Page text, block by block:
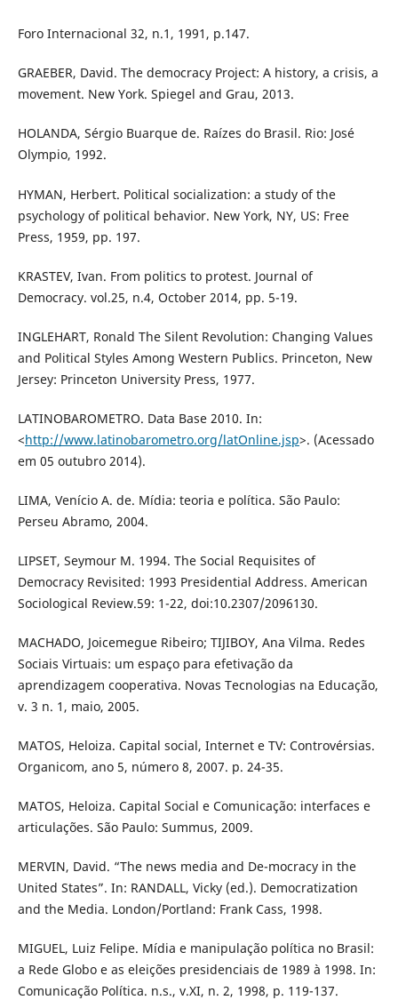
Foro Internacional 32, n.1, 1991, p.147.
GRAEBER, David. The democracy Project: A history, a crisis, a
movement. New York. Spiegel and Grau, 2013.
HOLANDA, Sérgio Buarque de. Raízes do Brasil. Rio: José
Olympio, 1992.
HYMAN, Herbert. Political socialization: a study of the
psychology of political behavior. New York, NY, US: Free
Press, 1959, pp. 197.
KRASTEV, Ivan. From politics to protest. Journal of
Democracy. vol.25, n.4, October 2014, pp. 5-19.
INGLEHART, Ronald The Silent Revolution: Changing Values
and Political Styles Among Western Publics. Princeton, New
Jersey: Princeton University Press, 1977.
LATINOBAROMETRO. Data Base 2010. In:
<http://www.latinobarometro.org/latOnline.jsp>. (Acessado
em 05 outubro 2014).
LIMA, Venício A. de. Mídia: teoria e política. São Paulo:
Perseu Abramo, 2004.
LIPSET, Seymour M. 1994. The Social Requisites of
Democracy Revisited: 1993 Presidential Address. American
Sociological Review.59: 1-22, doi:10.2307/2096130.
MACHADO, Joicemegue Ribeiro; TIJIBOY, Ana Vilma. Redes
Sociais Virtuais: um espaço para efetivação da
aprendizagem cooperativa. Novas Tecnologias na Educação,
v. 3 n. 1, maio, 2005.
MATOS, Heloiza. Capital social, Internet e TV: Controvérsias.
Organicom, ano 5, número 8, 2007. p. 24-35.
MATOS, Heloiza. Capital Social e Comunicação: interfaces e
articulações. São Paulo: Summus, 2009.
MERVIN, David. “The news media and De-mocracy in the
United States”. In: RANDALL, Vicky (ed.). Democratization
and the Media. London/Portland: Frank Cass, 1998.
MIGUEL, Luiz Felipe. Mídia e manipulação política no Brasil:
a Rede Globo e as eleições presidenciais de 1989 à 1998. In:
Comunicação Política. n.s., v.XI, n. 2, 1998, p. 119-137.